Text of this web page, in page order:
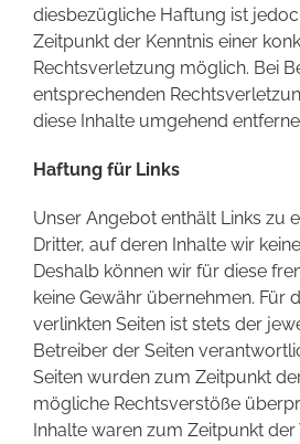
diesbezügliche Haftung ist
Zeitpunkt der Kenntnis einer
Rechtsverletzung möglich. Bei
entsprechenden
diese Inhalte umgehend
Haftung für Links
Unser Angebot enthält Links zu
Dritter, auf deren Inhalte wir
Deshalb können wir für diese
keine Gewähr übernehmen. Für
verlinkten Seiten ist stets der
Betreiber der Seiten
Seiten wurden zum Zeitpunkt
mögliche Rechtsverstöße
Inhalte waren zum Zeitpunkt